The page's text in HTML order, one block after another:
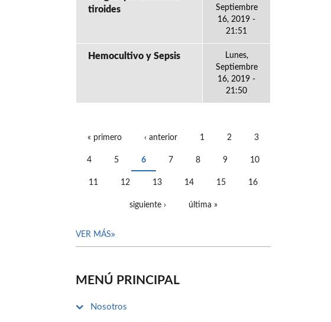
tiroides
Septiembre
16, 2019 -
21:51
Hemocultivo y Sepsis
Lunes,
Septiembre
16, 2019 -
21:50
« primero ‹ anterior 1 2 3
4 5 6 7 8 9 10
11 12 13 14 15 16
siguiente › última »
VER MÁS
MENÚ PRINCIPAL
Nosotros